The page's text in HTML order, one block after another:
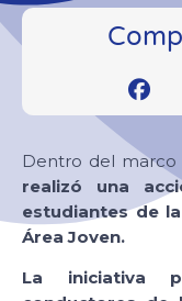
Dentro del marco
realizó una
estudiantes de
Área Joven.
La iniciativa